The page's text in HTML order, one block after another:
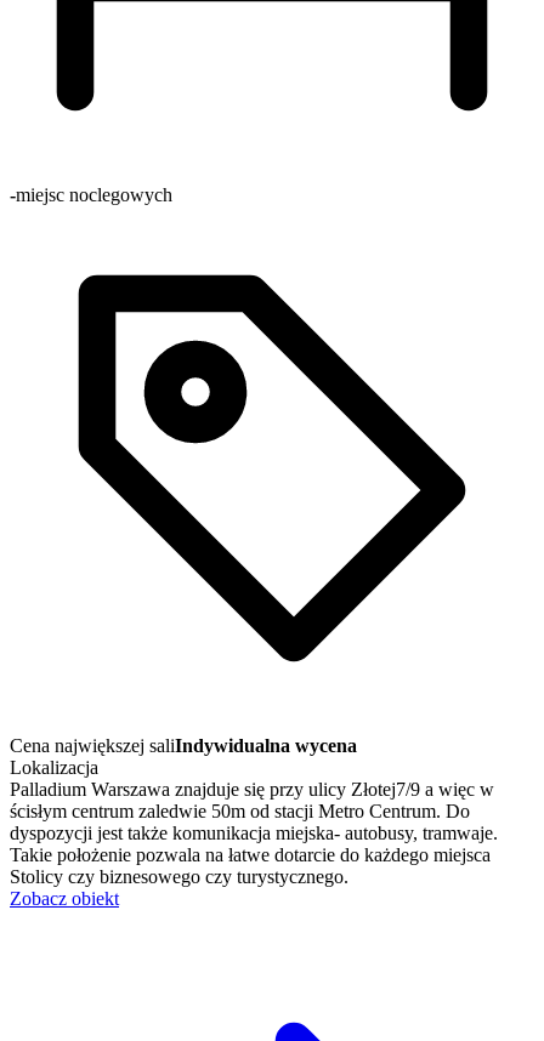
-miejsc noclegowych
Cena największej saliIndywidualna wycena
Lokalizacja
Palladium Warszawa znajduje się przy ulicy Złotej7/9 a więc w
ścisłym centrum zaledwie 50m od stacji Metro Centrum. Do
dyspozycji jest także komunikacja miejska- autobusy, tramwaje.
Takie położenie pozwala na łatwe dotarcie do każdego miejsca
Stolicy czy biznesowego czy turystycznego.
Zobacz obiekt